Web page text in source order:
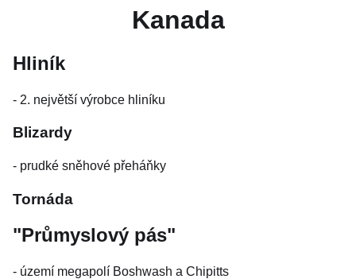
Kanada
Hliník
- 2. největší výrobce hliníku
Blizardy
- prudké sněhové přeháňky
Tornáda
"Průmyslový pás"
- území megapolí Boshwash a Chipitts